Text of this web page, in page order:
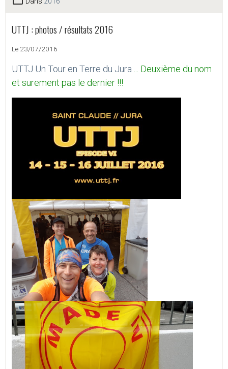
UTTJ : photos / résultats 2016
Le 23/07/2016
UTTJ Un Tour en Terre du Jura
... Deuxième du nom
et surement pas le dernier !!!